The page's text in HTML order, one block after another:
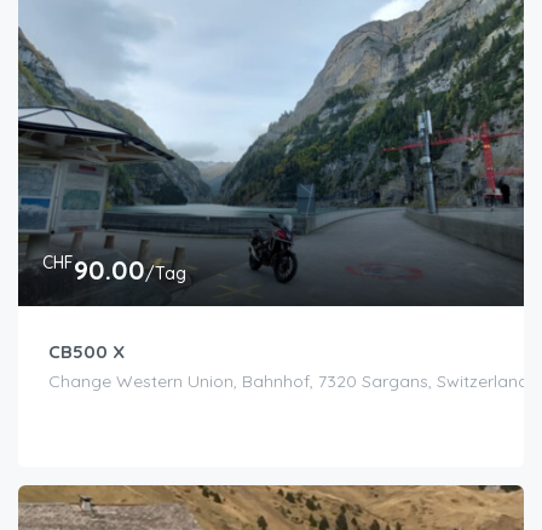
CHF90.00/Tag
CB500 X
Change Western Union, Bahnhof, 7320 Sargans, Switzerland